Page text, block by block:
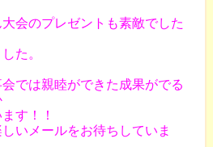
会のプレゼントも素敵でした
た。
では親睦ができた成果がでる
す！！
いメールをお待ちしていま